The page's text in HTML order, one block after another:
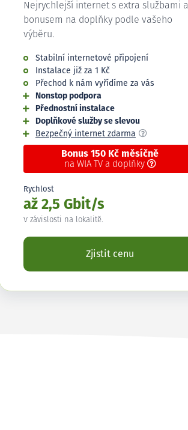
Nejrychlejší internet s extra službami a
bonusem na doplňky podle vašeho
výběru.
Stabilní internetové připojení
Instalace již za 1 Kč
Přechod k nám vyřídíme za vás
Nonstop podpora
Přednostní instalace
Doplňkové služby se slevou
Bezpečný internet zdarma
Bonus 150 Kč měsíčně
na WIA TV a doplňky
Rychlost
až 2,5 Gbit/s
V závislosti na lokalitě.
Zjistit cenu